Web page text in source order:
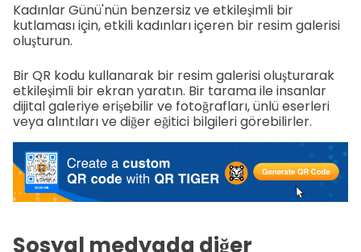
Kadınlar Günü'nün benzersiz ve etkileşimli bir
kutlaması için, etkili kadınları içeren bir resim galerisi
oluşturun.
Bir QR kodu kullanarak bir resim galerisi oluşturarak
etkileşimli bir ekran yaratın. Bir tarama ile insanlar
dijital galeriye erişebilir ve fotoğrafları, ünlü eserleri
veya alıntıları ve diğer eğitici bilgileri görebilirler.
Sosyal medyada diğer